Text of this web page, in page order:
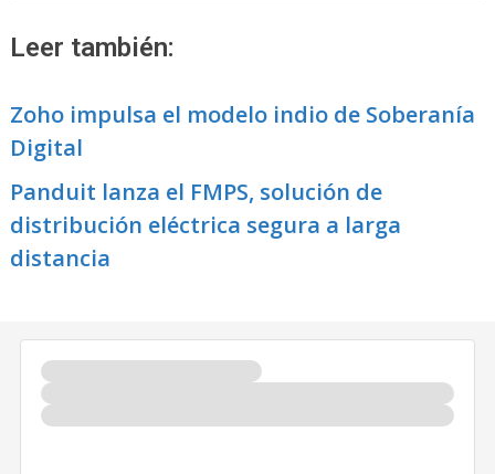
Leer también:
Zoho impulsa el modelo indio de Soberanía
Digital
Panduit lanza el FMPS, solución de
distribución eléctrica segura a larga
distancia